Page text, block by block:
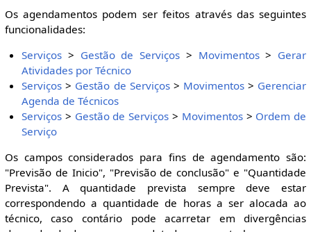
Os agendamentos podem ser feitos através das seguintes
funcionalidades:
Serviços > Gestão de Serviços > Movimentos> Gerar
Atividades por Técnico
Serviços > Gestão de Serviços> Movimentos> Gerenciar
Agenda de Técnicos
Serviços > Gestão de Serviços > Movimentos> Ordem de
Serviço
Os campos considerados para fins de agendamento são:
"Previsão de Inicio", "Previsão de conclusão" e "Quantidade
Prevista". A quantidade prevista sempre deve estar
correspondendo a quantidade de horas a ser alocada ao
técnico, caso contário pode acarretar em divergências